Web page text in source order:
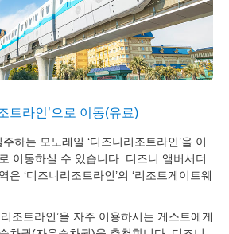
트라인’으로 이동(유료)
하는 모노레일 ‘디즈니리조트라인’을 이
이동하실 수 있습니다. 디즈니 앰버서더
은 ‘디즈니리조트라인’의 ‘리조트게이트웨
조트라인’을 자주 이용하시는 게스트에게